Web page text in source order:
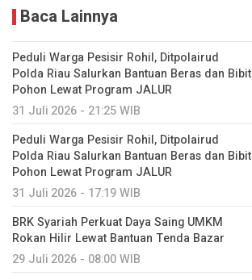
Baca Lainnya
Peduli Warga Pesisir Rohil, Ditpolairud
Polda Riau Salurkan Bantuan Beras dan Bibit
Pohon Lewat Program JALUR
31 Juli 2026 - 21:25 WIB
Peduli Warga Pesisir Rohil, Ditpolairud
Polda Riau Salurkan Bantuan Beras dan Bibit
Pohon Lewat Program JALUR
31 Juli 2026 - 17:19 WIB
BRK Syariah Perkuat Daya Saing UMKM
Rokan Hilir Lewat Bantuan Tenda Bazar
29 Juli 2026 - 08:00 WIB